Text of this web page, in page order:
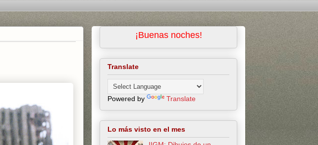
¡Buenas noches!
Translate
Powered by Translate
Lo más visto en el mes